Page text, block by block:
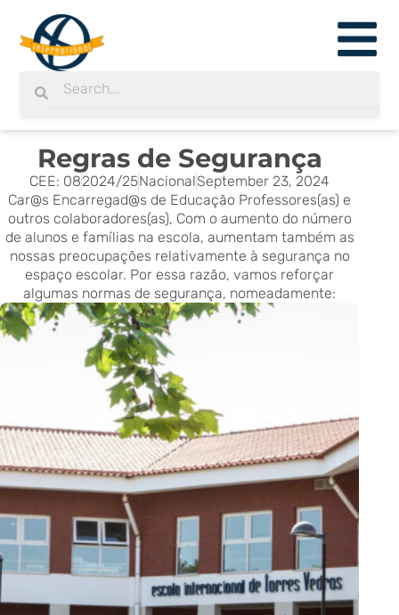
content
Search
Regras de Segurança
CEE: 082024/25NacionalSeptember 23, 2024
Car@s Encarregad@s de Educação Professores(as) e
outros colaboradores(as), Com o aumento do número
de alunos e famílias na escola, aumentam também as
nossas preocupações relativamente à segurança no
espaço escolar. Por essa razão, vamos reforçar
algumas normas de segurança, nomeadamente: